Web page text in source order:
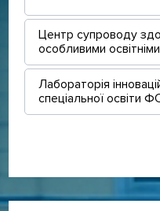
Центр супроводу
особливими
Лабораторія
спеціальної освіти